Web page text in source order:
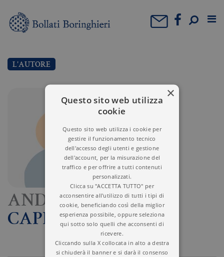
L'AUTORE
ANDREA
CAPRA
×
Questo sito web utilizza
cookie
Questo sito web utilizza i cookie per
gestire il funzionamento tecnico
dell'accesso degli utenti e gestione
dell'account, per la misurazione del
traffico e per offrire a tutti contenuti
personalizzati.
Clicca su "ACCETTA TUTTO" per
acconsentire all'utilizzo di tutti i tipi di
cookie, beneficiando così della miglior
esperienza possibile, oppure seleziona
qui sotto solo quelli che acconsenti di
ricevere.
Cliccando sulla X collocata in alto a destra
si chiuderà il banner e si darà il consenso